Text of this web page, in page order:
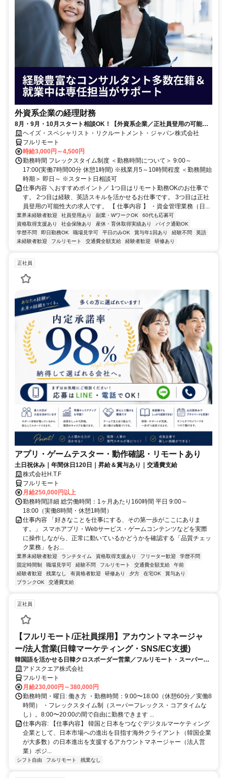
外資系企業の経理財務
8月・9月・10月スタート相談OK！【外資系企業／正社員登用の可能性
大／700万～800万／リモート勤務OK】経理財務
ヘイズ・スペシャリスト・リクルートメント・ジャパン株式会社
フルリモート
時給3,000円～4,500円
勤務時間 フレックスタイム制度 ＜勤務時間について＞ 9:00～
17:00(実働7時間00分 休憩1時間) ※残業月5～10時間程度 ＜勤務開始
時期＞ 即日～ ※スタート日相談可
仕事内容 ＼おすすめポイント／ 1つ目はリモート勤務OKのお仕事で
す。 2つ目は経験、英語スキルを活かせるお仕事です。 3つ目は正社
員登用の可能性大の求人です。 【 仕事内容 】 ・資金管理業務（日...
業界未経験者歓迎 社員登用あり 副業・WワークOK
60代も応募可
資格取得支援あり
社会保険あり 産休・育休取得実績あり
バイク通勤OK
学歴不問
即日勤務OK 職場見学可 平日のみOK 賞与年1回あり 経験不問
英語
未経験者歓迎
フルリモート 交通費全額支給 経験者歓迎 研修あり
正社員
アプリ・ゲームテスター・動作確認・リモートあり
土日祝休み｜年間休日120日｜昇給＆賞与あり｜交通費支給
株式会社H.T.F
フルリモート
月給250,000円以上
勤務時間詳細 総労働時間：1ヶ月あたり160時間 平日 9:00～
18:00（実働8時間・休憩1時間）
仕事内容 「好きなことを仕事にする、その第一歩がここにありま
す。」 スマホアプリ・Webサービス・ゲームコンテンツなどを実際
に操作しながら、正常に動いているかどうかを確認する「品質チェッ
ク業務」をお...
業界未経験者歓迎 ランチタイム 資格取得支援あり フリーター歓迎
学歴不問
固定時間制
職場見学可 経験不問 フルリモート 交通費全額支給
午前
経験者歓迎
残業なし 有資格者歓迎 研修あり 夕方 在宅OK
賞与あり
ブランクOK
交通費支給
正社員
【フルリモート/正社員採用】アカウントマネージャ
ー/法人営業(日韓マーケティング・SNS/EC支援)
韓国語を活かせる日韓クロスボーダー営業／フルリモート・スーパーフ
レックス
アドスクエア株式会社
フルリモート
月給230,000円～380,000円
勤務時間・曜日: 働き方 ・勤務時間：9:00〜18:00（休憩60分／実働8
時間） ・フレックスタイム制（スーパーフレックス・コアタイムな
し）。8:00〜20:00の間で自由に勤務できます ...
仕事内容: 【仕事内容】 韓国と日本をつなぐデジタルマーケティング
企業として、日本市場への進出を目指す海外クライアント（韓国企業
が大多数）の日本進出を支援するアカウントマネージャー（法人営
業）ポジ...
シフト自由 フルリモート 残業なし